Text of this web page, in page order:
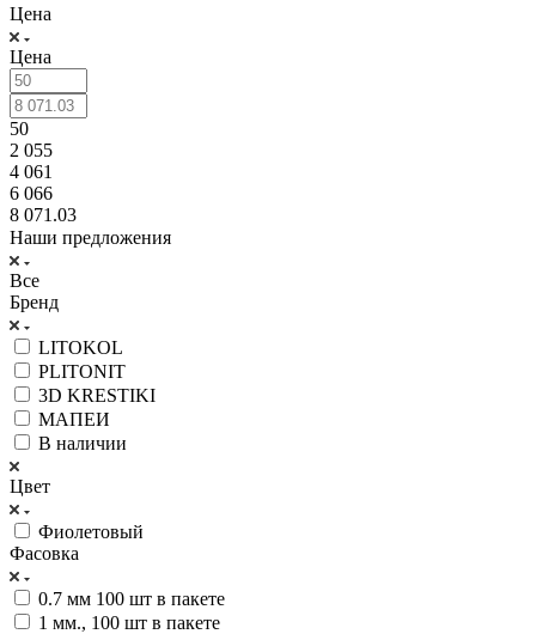
Цена
Цена
50
2 055
4 061
6 066
8 071.03
Наши предложения
Все
Бренд
LITOKOL
PLITONIT
3D KRESTIKI
МАПЕИ
В наличии
Цвет
Фиолетовый
Фасовка
0.7 мм 100 шт в пакете
1 мм., 100 шт в пакете